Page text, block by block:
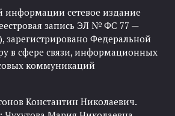
информации сетевое издание
запись ЭЛ № ФС 77 —
зарегистрировано Федеральной
в сфере связи, информационных
коммуникаций
Константин Николаевич.